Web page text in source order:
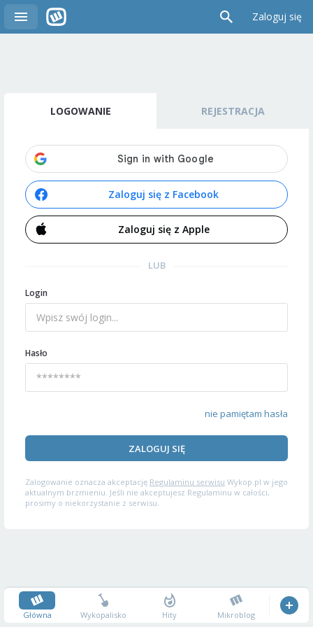
Zaloguj się
LOGOWANIE REJESTRACJA
Zaloguj się z Facebook
Zaloguj się z Apple
LUB
Login
Hasło
nie pamiętam hasła
ZALOGUJ SIĘ
Zalogowanie oznacza akceptację Regulaminu serwisu Wykop.pl w jego
aktualnym brzmieniu. Jeśli nie akceptujesz Regulaminu w całości,
prosimy o niekorzystanie z serwisu.
Główna Wykopalisko Hity Mikroblog